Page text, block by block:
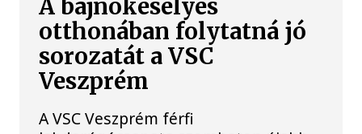
A bajnokesélyes
otthonában folytatná jó
sorozatát a VSC
Veszprém
A VSC Veszprém férfi